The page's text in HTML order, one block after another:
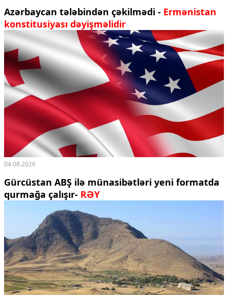
Azərbaycan tələbindən çəkilmədi - Ermənistan
konstitusiyası dəyişməlidir
04.08.2026
Gürcüstan ABŞ ilə münasibətləri yeni formatda
qurmağa çalışır- RƏY